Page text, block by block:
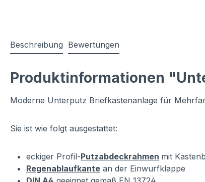
Beschreibung Bewertungen
Produktinformationen
Moderne Unterputz Briefkastenanlage für
Sie ist wie folgt ausgestattet:
eckiger Profil-Putzabdeckrahmen mit
Regenablaufkante an der Einwurfklappe